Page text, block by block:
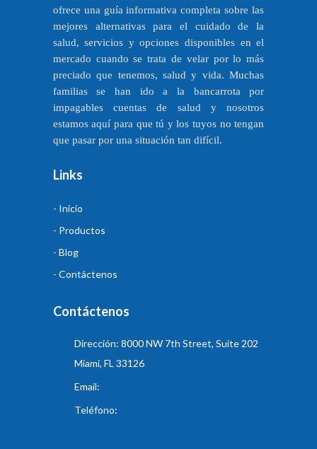
ofrece una guía informativa completa sobre las
mejores alternativas para el cuidado de la
salud, servicios y opciones disponibles en el
mercado cuando se trata de velar por lo más
preciado que tenemos, salud y vida. Muchas
familias se han ido a la bancarrota por
impagables cuentas de salud y nosotros
estamos aquí para que tú y los tuyos no tengan
que pasar por una situación tan difícil.
Links
- Inicio
- Productos
- Blog
- Contáctenos
Contáctenos
Dirección: 8000 NW 7th Street, Suite 202
Miami, FL 33126
Email:
Teléfono: